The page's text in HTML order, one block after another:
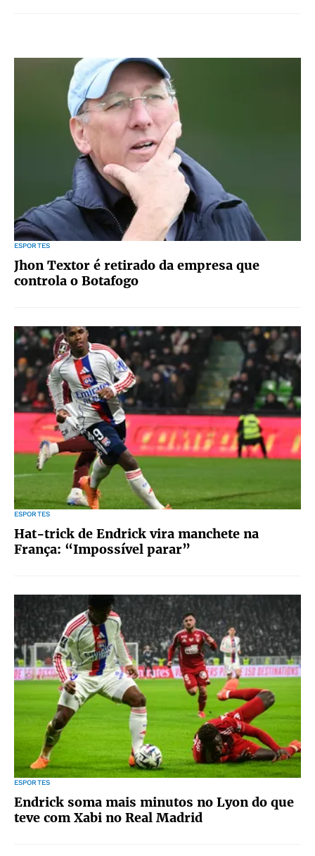
ESPORTES
Jhon Textor é retirado da empresa que
controla o Botafogo
ESPORTES
Hat-trick de Endrick vira manchete na
França: “Impossível parar”
ESPORTES
Endrick soma mais minutos no Lyon do que
teve com Xabi no Real Madrid